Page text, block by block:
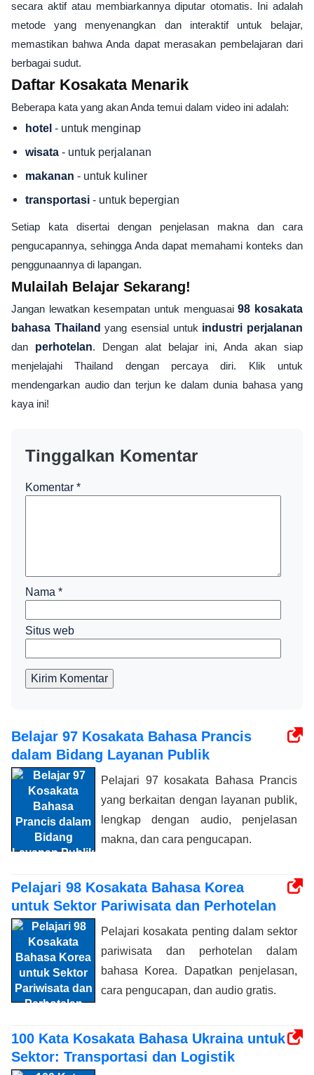
secara aktif atau membiarkannya diputar otomatis. Ini adalah
metode yang menyenangkan dan interaktif untuk belajar,
memastikan bahwa Anda dapat merasakan pembelajaran dari
berbagai sudut.
Daftar Kosakata Menarik
Beberapa kata yang akan Anda temui dalam video ini adalah:
hotel - untuk menginap
wisata - untuk perjalanan
makanan - untuk kuliner
transportasi - untuk bepergian
Setiap kata disertai dengan penjelasan makna dan cara
pengucapannya, sehingga Anda dapat memahami konteks dan
penggunaannya di lapangan.
Mulailah Belajar Sekarang!
Jangan lewatkan kesempatan untuk menguasai98 kosakata
bahasa Thailand yang esensial untuk industri perjalanan
dan perhotelan. Dengan alat belajar ini, Anda akan siap
menjelajahi Thailand dengan percaya diri. Klik untuk
mendengarkan audio dan terjun ke dalam dunia bahasa yang
kaya ini!
Tinggalkan Komentar
Komentar *
Nama *
Situs web
Kirim Komentar
Belajar 97 Kosakata Bahasa Prancis
dalam Bidang Layanan Publik
Pelajari 97 kosakata Bahasa Prancis
yang berkaitan dengan layanan publik,
lengkap dengan audio, penjelasan
makna, dan cara pengucapan.
Pelajari 98 Kosakata Bahasa Korea
untuk Sektor Pariwisata dan Perhotelan
Pelajari kosakata penting dalam sektor
pariwisata dan perhotelan dalam
bahasa Korea. Dapatkan penjelasan,
cara pengucapan, dan audio gratis.
100 Kata Kosakata Bahasa Ukraina untuk
Sektor: Transportasi dan Logistik